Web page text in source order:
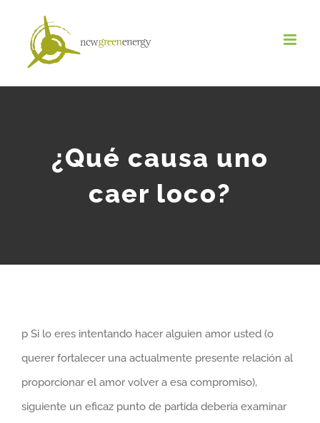
contenuto
¿Qué causa uno
caer loco?
p Si lo eres intentando hacer alguien amor usted (o
querer fortalecer una actualmente presente relación al
proporcionar el amor volver a esa compromiso),
siguiente un eficaz punto de partida debería examinar